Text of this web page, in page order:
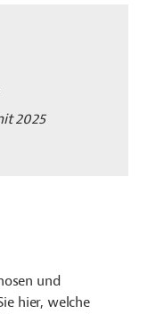
2025
und
hier, welche